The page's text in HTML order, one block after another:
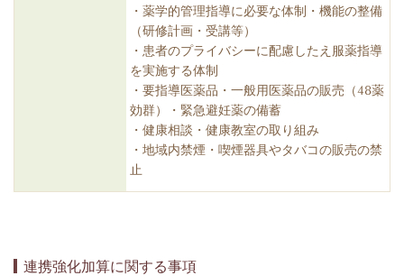
・薬学的管理指導に必要な体制・機能の整備
（研修計画・受講等）
・患者のプライバシーに配慮したえ服薬指導
を実施する体制
・要指導医薬品・一般用医薬品の販売（48薬
効群）・緊急避妊薬の備蓄
・健康相談・健康教室の取り組み
・地域内禁煙・喫煙器具やタバコの販売の禁
止
連携強化加算に関する事項